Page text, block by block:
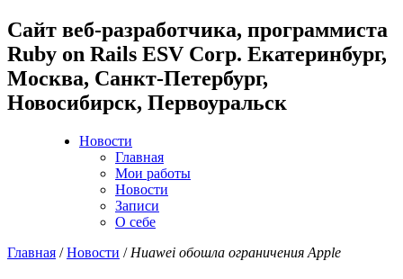
Cайт веб-разработчика, программиста
Ruby on Rails ESV Corp. Екатеринбург,
Москва, Санкт-Петербург,
Новосибирск, Первоуральск
Новости
Главная
Мои работы
Новости
Записи
О себе
Главная /Новости / Huawei обошла ограничения Apple